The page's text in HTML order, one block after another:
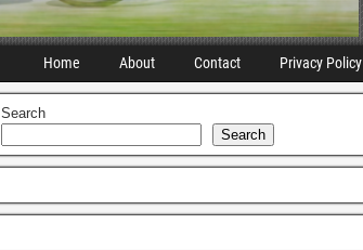
Home About Contact Privacy Policy
Search
Search